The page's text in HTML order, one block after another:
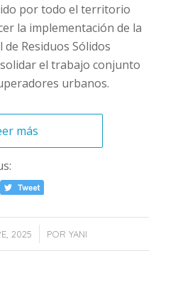
por todo el territorio
la implementación de la
Residuos Sólidos
el trabajo conjunto
urbanos.
más
2025 PORYANI